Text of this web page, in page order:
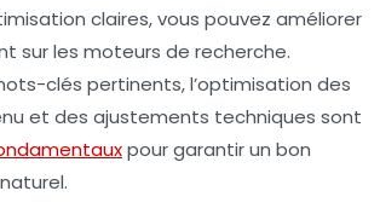
claires, vous pouvez améliorer
sur les moteurs de recherche.
clés pertinents, l’optimisation des
et des ajustements techniques sont
pour garantir un bon
.